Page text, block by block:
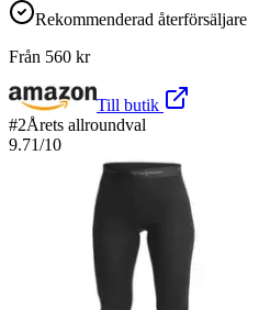
Rekommenderad återförsäljare
Från 560 kr
Till butik
#2Årets allroundval
9.71/10